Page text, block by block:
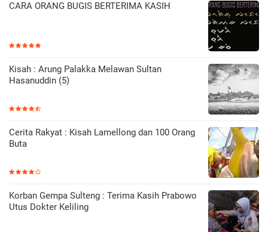
CARA ORANG BUGIS BERTERIMA KASIH
Kisah : Arung Palakka Melawan Sultan
Hasanuddin (5)
Cerita Rakyat : Kisah Lamellong dan 100 Orang
Buta
Korban Gempa Sulteng : Terima Kasih Prabowo
Utus Dokter Keliling